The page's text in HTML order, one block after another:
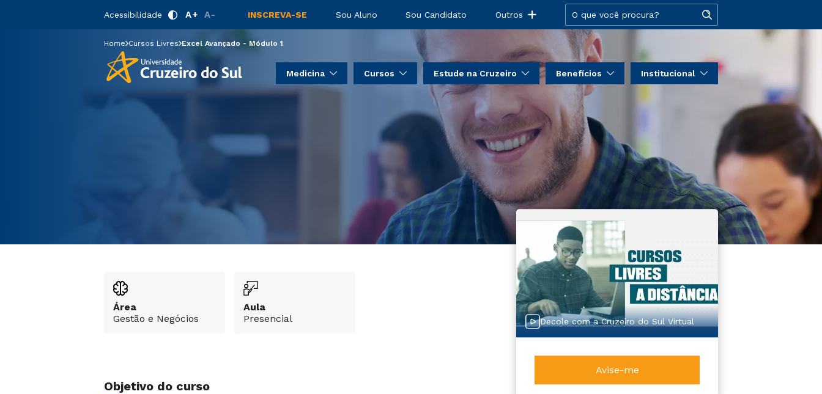
Acessibilidade A+ A- INSCREVA-SE Sou Aluno Sou Candidato Outros
Medicina Cursos Estude na Cruzeiro Benefícios Institucional
Excel Avançado - Módulo 1
Home Cursos Livres Excel Avançado - Módulo 1
Área
Gestão e Negócios
Aula
Presencial
Objetivo do curso
Decole com a Cruzeiro do Sul Virtual
Avise-me